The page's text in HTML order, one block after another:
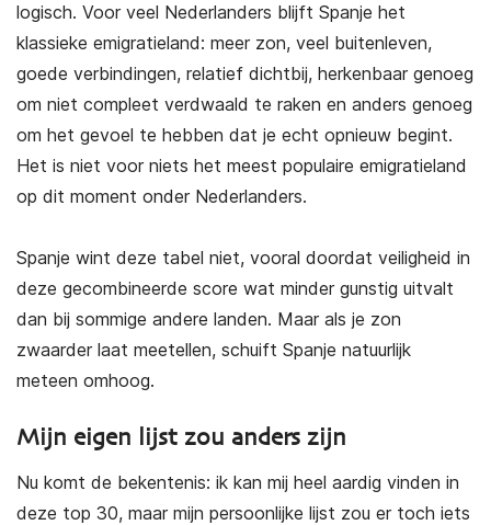
logisch. Voor veel Nederlanders blijft Spanje het
klassieke emigratieland: meer zon, veel buitenleven,
goede verbindingen, relatief dichtbij, herkenbaar genoeg
om niet compleet verdwaald te raken en anders genoeg
om het gevoel te hebben dat je echt opnieuw begint.
Het is niet voor niets het meest populaire emigratieland
op dit moment onder Nederlanders.
Spanje wint deze tabel niet, vooral doordat veiligheid in
deze gecombineerde score wat minder gunstig uitvalt
dan bij sommige andere landen. Maar als je zon
zwaarder laat meetellen, schuift Spanje natuurlijk
meteen omhoog.
Mijn eigen lijst zou anders zijn
Nu komt de bekentenis: ik kan mij heel aardig vinden in
deze top 30, maar mijn persoonlijke lijst zou er toch iets